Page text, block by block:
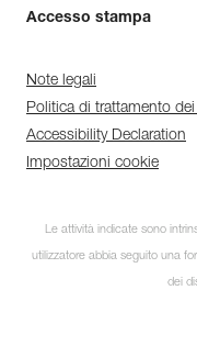
Accesso stampa
Note legali
Politica di trattamento
Accessibility Declaration
Impostazioni cookie
Le attività indicate sono
utilizzatore abbia seguito una
dei